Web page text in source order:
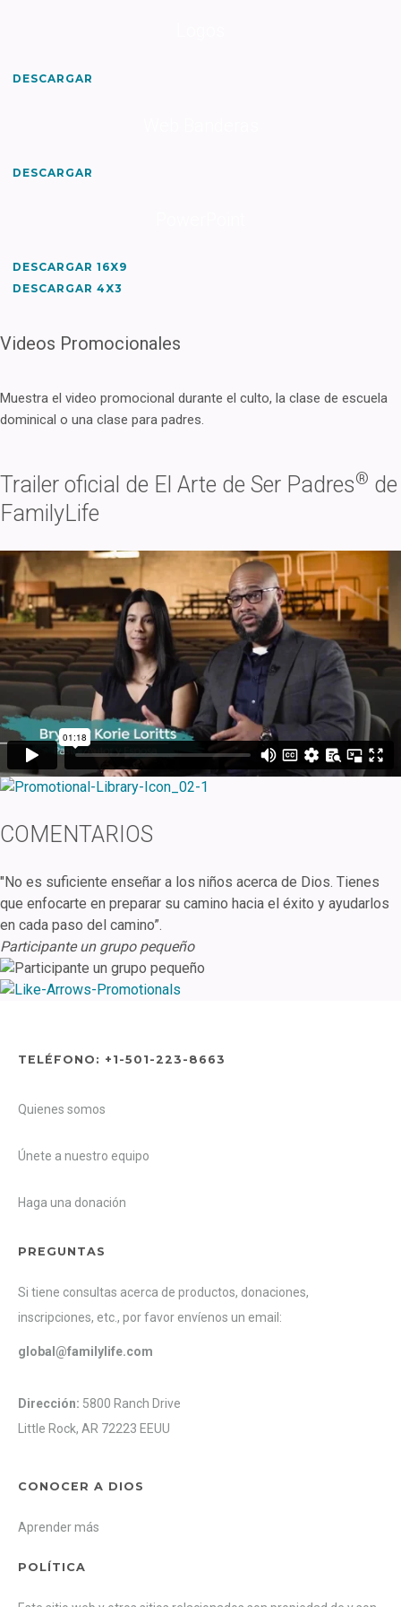
DESCARGAR
DESCARGAR
DESCARGAR 16X9
DESCARGAR 4X3
​Videos Promocionales
Muestra el video promocional durante el culto, la clase de escuela
dominical o una clase para padres.
Trailer oficial de El Arte de Ser Padres® de
FamilyLife
COMENTARIOS
"No es suficiente enseñar a los niños acerca de Dios. Tienes
que enfocarte en preparar su camino hacia el éxito y ayudarlos
en cada paso del camino”.
Participante un grupo pequeño
TELÉFONO: +1-501-223-8663
Quienes somos
Únete a nuestro equipo
Haga una donación
PREGUNTAS
Si tiene consultas acerca de productos, donaciones,
inscripciones, etc., por favor envíenos un email:
global@familylife.com
Dirección: 5800 Ranch Drive
Little Rock, AR 72223 EEUU
CONOCER A DIOS
Aprender más
POLÍTICA